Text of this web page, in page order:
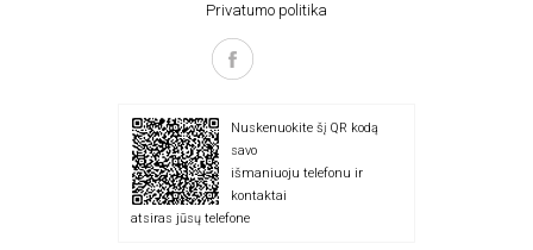
Privatumo politika
Nuskenuokite šį QR kodą
savo
išmaniuoju telefonu ir
kontaktai
atsiras jūsų telefone